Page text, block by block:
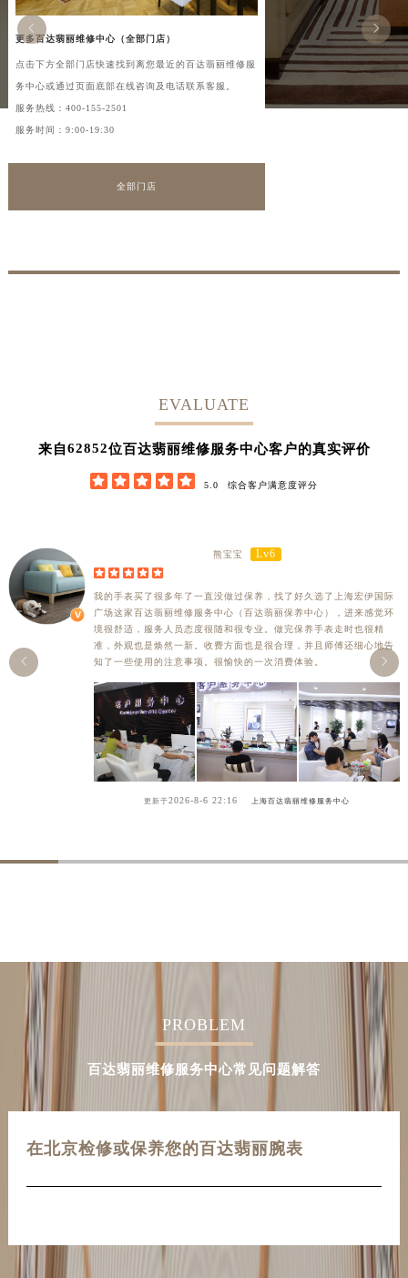
更多百达翡丽维修中心（全部门店）
点击下方全部门店快速找到离您最近的百达翡丽维修服
务中心或通过页面底部在线咨询及电话联系客服。
服务热线： 400-155-2501
服务时间：9:00-19:30
全部门店


EVALUATE
来自62852位百达翡丽维修服务中心客户的真实评价
     5.0 综合客户满意度评分
熊宝宝 Lv6
    
我的手表买了很多年了一直没做过保养，找了好久选了上海宏伊国际
广场这家百达翡丽维修服务中心（百达翡丽保养中心），进来感觉环
境很舒适，服务人员态度很随和很专业。做完保养手表走时也很精
准，外观也是焕然一新。收费方面也是很合理，并且师傅还细心地告
知了一些使用的注意事项。很愉快的一次消费体验。
更新于2026-8-6 22:16 上海百达翡丽维修服务中心


PROBLEM
百达翡丽维修服务中心常见问题解答
在北京检修或保养您的百达翡丽腕表